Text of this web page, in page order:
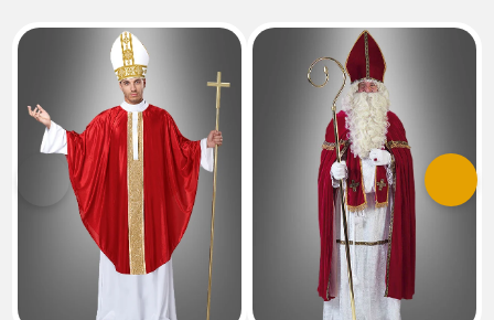
Vorherige